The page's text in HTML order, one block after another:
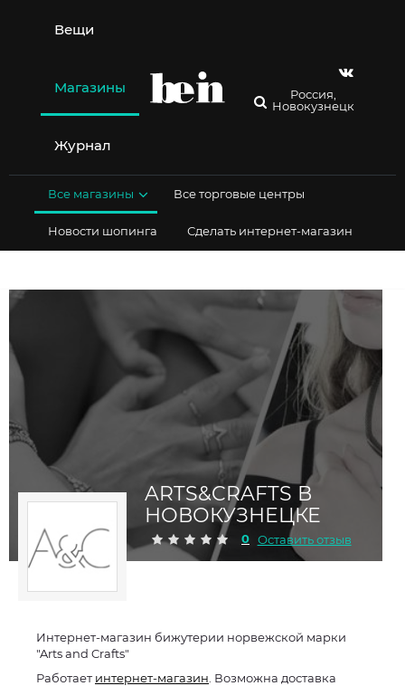
содержимому
Вещи
Магазины
Журнал
Россия,
Новокузнецк
Все магазины Все торговые центры
Новости шопинга Сделать интернет-магазин
ARTS&CRAFTS В
НОВОКУЗНЕЦКЕ
0 Оставить отзыв
Интернет-магазин бижутерии норвежской марки
"Arts and Crafts"
Работаетинтернет-магазин . Возможна доставка